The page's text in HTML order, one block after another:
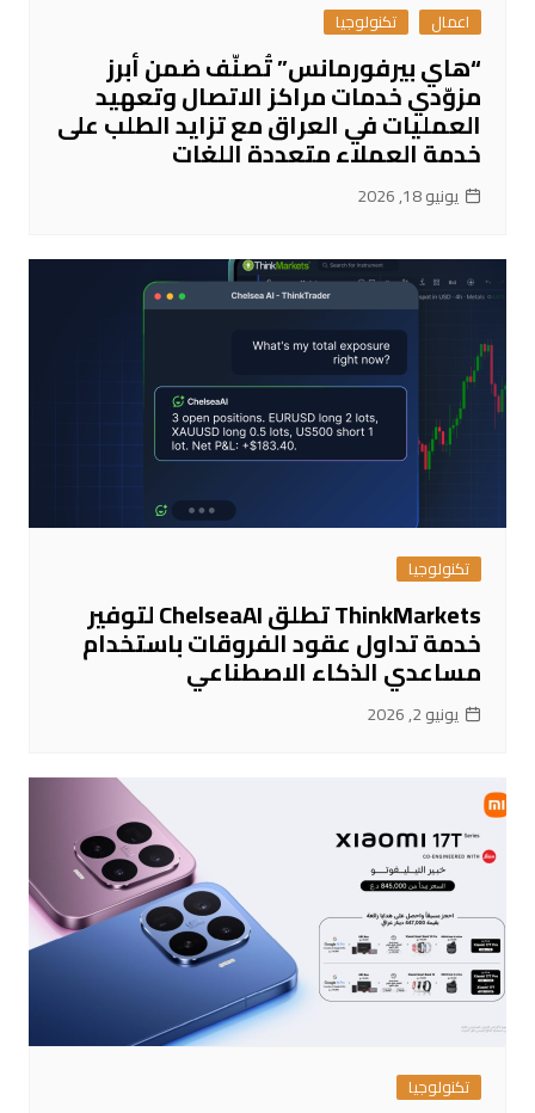
اعمال تكنولوجيا
“هاي بيرفورمانس” تُصنّف ضمن أبرز
مزوّدي خدمات مراكز الاتصال وتعهيد
العمليات في العراق مع تزايد الطلب على
خدمة العملاء متعددة اللغات
يونيو 18, 2026
تكنولوجيا
ThinkMarkets تطلق ChelseaAI لتوفير
خدمة تداول عقود الفروقات باستخدام
مساعدي الذكاء الاصطناعي
يونيو 2, 2026
تكنولوجيا